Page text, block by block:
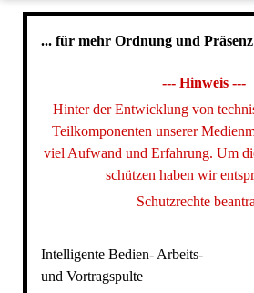
... für mehr Ordnung und
--- Hinweis ---
Hinter der Entwicklung von
Teilkomponenten unserer
viel Aufwand und Erfahrung. Um
schützen haben wir
Schutzrechte
Intelligente Bedien- Arbeits-
und Vortragspulte